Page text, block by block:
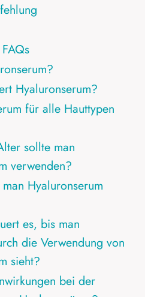
Hyaluronserum?
für alle Hauttypen
sollte man
verwenden?
Hyaluronserum
es, bis man
die Verwendung von
sieht?
bei der